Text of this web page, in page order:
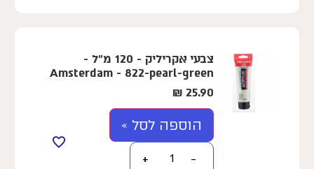
צבעי אקריליק - 120 מ"ל -
Amsterdam - 822-pearl-green
25.90
₪
הוספה לסל »
−
+